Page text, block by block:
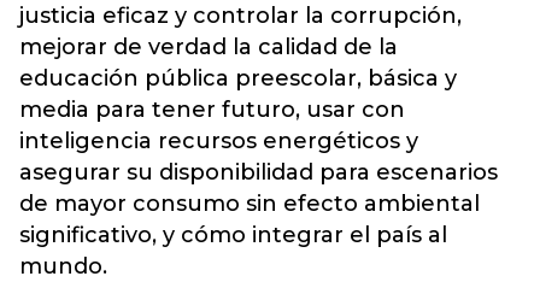
justicia eficaz y controlar la corrupción,
mejorar de verdad la calidad de la
educación pública preescolar, básica y
media para tener futuro, usar con
inteligencia recursos energéticos y
asegurar su disponibilidad para escenarios
de mayor consumo sin efecto ambiental
significativo, y cómo integrar el país al
mundo.